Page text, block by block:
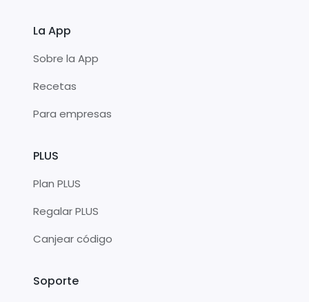
La App
Sobre la App
Recetas
Para empresas
PLUS
Plan PLUS
Regalar PLUS
Canjear código
Soporte